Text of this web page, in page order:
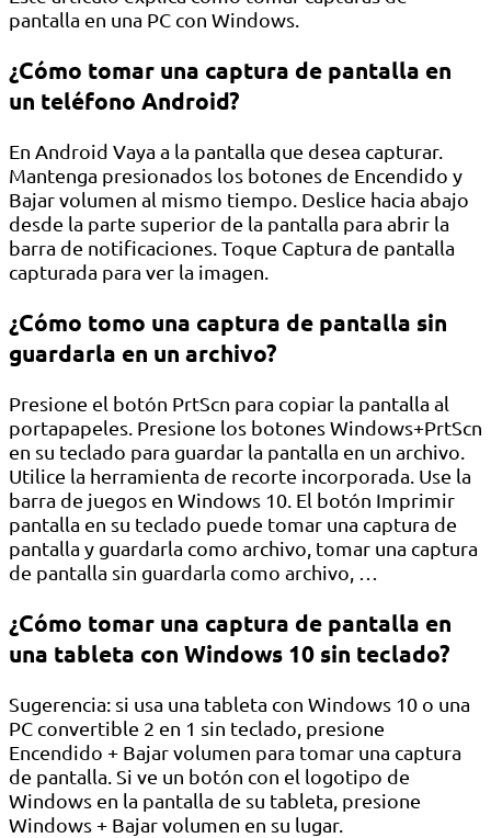
pantalla en una PC con Windows.
¿Cómo tomar una captura de pantalla en
un teléfono Android?
En Android Vaya a la pantalla que desea capturar.
Mantenga presionados los botones de Encendido y
Bajar volumen al mismo tiempo. Deslice hacia abajo
desde la parte superior de la pantalla para abrir la
barra de notificaciones. Toque Captura de pantalla
capturada para ver la imagen.
¿Cómo tomo una captura de pantalla sin
guardarla en un archivo?
Presione el botón PrtScn para copiar la pantalla al
portapapeles. Presione los botones Windows+PrtScn
en su teclado para guardar la pantalla en un archivo.
Utilice la herramienta de recorte incorporada. Use la
barra de juegos en Windows 10. El botón Imprimir
pantalla en su teclado puede tomar una captura de
pantalla y guardarla como archivo, tomar una captura
de pantalla sin guardarla como archivo, …
¿Cómo tomar una captura de pantalla en
una tableta con Windows 10 sin teclado?
Sugerencia: si usa una tableta con Windows 10 o una
PC convertible 2 en 1 sin teclado, presione
Encendido + Bajar volumen para tomar una captura
de pantalla. Si ve un botón con el logotipo de
Windows en la pantalla de su tableta, presione
Windows + Bajar volumen en su lugar.